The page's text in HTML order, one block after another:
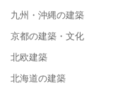
九州・沖縄の建築
京都の建築・文化
北欧建築
北海道の建築